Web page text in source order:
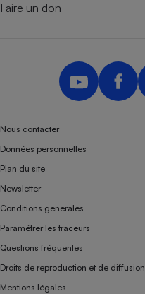
Faire un don
Nous contacter
Données personnelles
Plan du site
Newsletter
Conditions générales
Paramétrer les traceurs
Questions fréquentes
Droits de reproduction et de diffusion
Mentions légales